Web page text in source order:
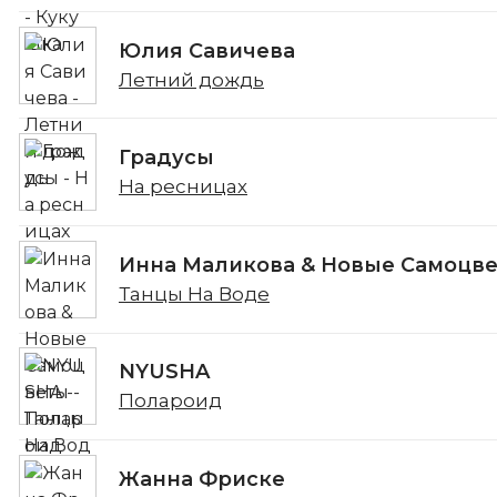
Юлия Савичева
Летний дождь
Градусы
На ресницах
Инна Маликова & Новые
Танцы На Воде
NYUSHA
Полароид
Жанна Фриске